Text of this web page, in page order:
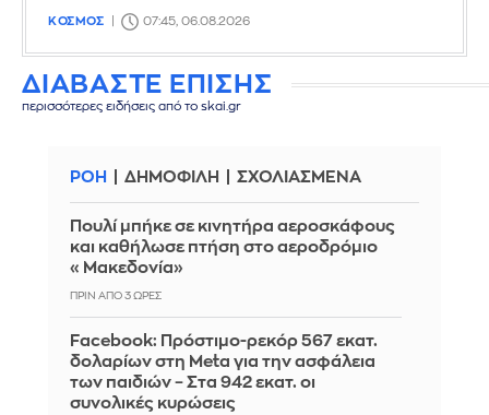
ΚΟΣΜΟΣ 07:45, 06.08.2026
ΔΙΑΒΑΣΤΕ ΕΠΙΣΗΣ
περισσότερες ειδήσεις από το skai.gr
ΡΟΗ ΔΗΜΟΦΙΛΗ ΣΧΟΛΙΑΣΜΕΝΑ
Πουλί μπήκε σε κινητήρα αεροσκάφους
και καθήλωσε πτήση στο αεροδρόμιο
«Μακεδονία»
ΠΡΙΝ ΑΠΌ 3 ΏΡΕΣ
Facebook: Πρόστιμο-ρεκόρ 567 εκατ.
δολαρίων στη Meta για την ασφάλεια
των παιδιών – Στα 942 εκατ. οι
συνολικές κυρώσεις